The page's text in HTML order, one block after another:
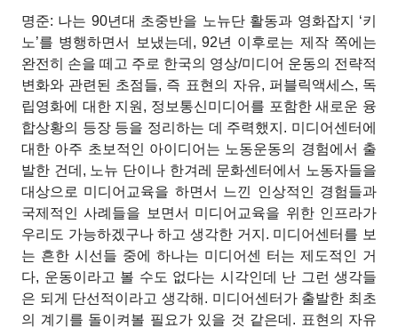
명준: 나는 90년대 초중반을 노뉴단 활동과 영화잡지 ‘키
노’를 병행하면서 보냈는데, 92년 이후로는 제작 쪽에는
완전히 손을 떼고 주로 한국의 영상/미디어 운동의 전략적
변화와 관련된 초점들, 즉 표현의 자유, 퍼블릭액세스, 독
립영화에 대한 지원, 정보통신미디어를 포함한 새로운 융
합상황의 등장 등을 정리하는 데 주력했지. 미디어센터에
대한 아주 초보적인 아이디어는 노동운동의 경험에서 출
발한 건데, 노뉴 단이나 한겨레 문화센터에서 노동자들을
대상으로 미디어교육을 하면서 느낀 인상적인 경험들과
국제적인 사례들을 보면서 미디어교육을 위한 인프라가
우리도 가능하겠구나 하고 생각한 거지. 미디어센터를 보
는 흔한 시선들 중에 하나는 미디어센
터는 제도적인 거
다, 운동이라고 볼 수도 없다는 시각인데 난 그런 생각들
은 되게 단선적이라고 생각해. 미디어센터가 출발한 최초
의 계기를 돌이켜볼 필요가 있을 것 같은데. 표현의 자유